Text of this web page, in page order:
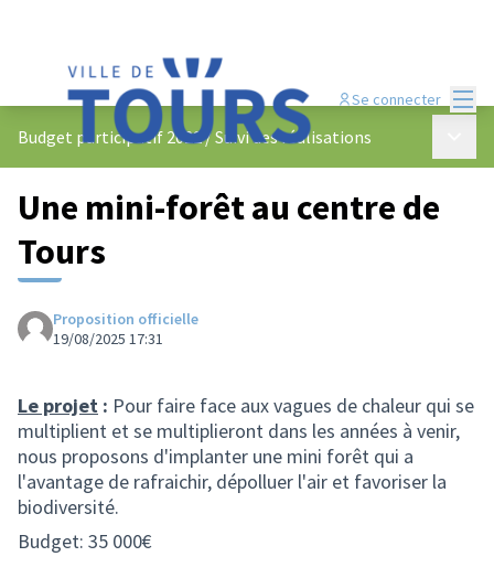
Se connecter
Budget participatif 2022/Suivi des réalisations
Une mini-forêt au centre de
Tours
Proposition officielle
19/08/2025 17:31
Le projet : Pour faire face aux vagues de chaleur qui se
multiplient et se multiplieront dans les années à venir,
nous proposons d'implanter une mini forêt qui a
l'avantage de rafraichir, dépolluer l'air et favoriser la
biodiversité.
Budget: 35 000€